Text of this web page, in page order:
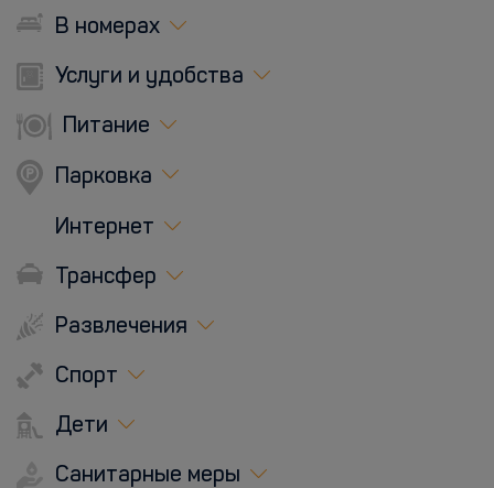
В номерах
Услуги и удобства
Питание
Парковка
Интернет
Трансфер
Развлечения
Спорт
Дети
Санитарные меры